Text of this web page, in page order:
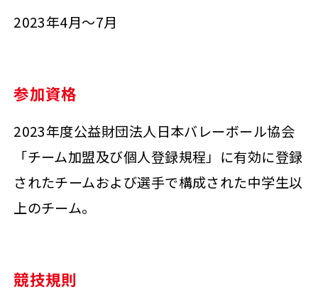
2023年4月～7月
参加資格
2023年度公益財団法人日本バレーボール協会
「チーム加盟及び個人登録規程」に有効に登録
されたチームおよび選手で構成された中学生以
上のチーム。
競技規則